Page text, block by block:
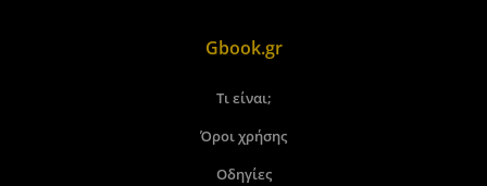
Gbook.gr
Τι είναι;
Όροι χρήσης
Οδηγίες